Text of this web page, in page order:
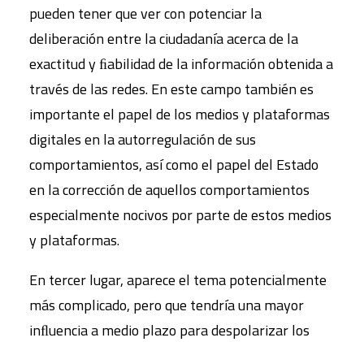
pueden tener que ver con potenciar la
deliberación entre la ciudadanía acerca de la
exactitud y ﬁabilidad de la información obtenida a
través de las redes. En este campo también es
importante el papel de los medios y plataformas
digitales en la autorregulación de sus
comportamientos, así como el papel del Estado
en la corrección de aquellos comportamientos
especialmente nocivos por parte de estos medios
y plataformas.
En tercer lugar, aparece el tema potencialmente
más complicado, pero que tendría una mayor
inﬂuencia a medio plazo para despolarizar los